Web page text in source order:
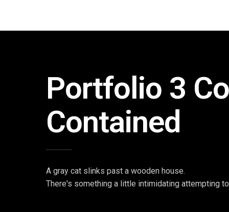
Portfolio 3
Contained
A gray cat slinks past a wooden house.
There's something a little intimidating attempting